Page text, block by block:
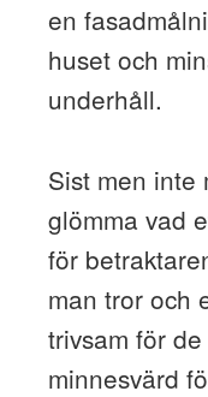
en
huset och
underhåll.
Sist men inte
glömma vad
för
man tror och
trivsam för
minnesvärd